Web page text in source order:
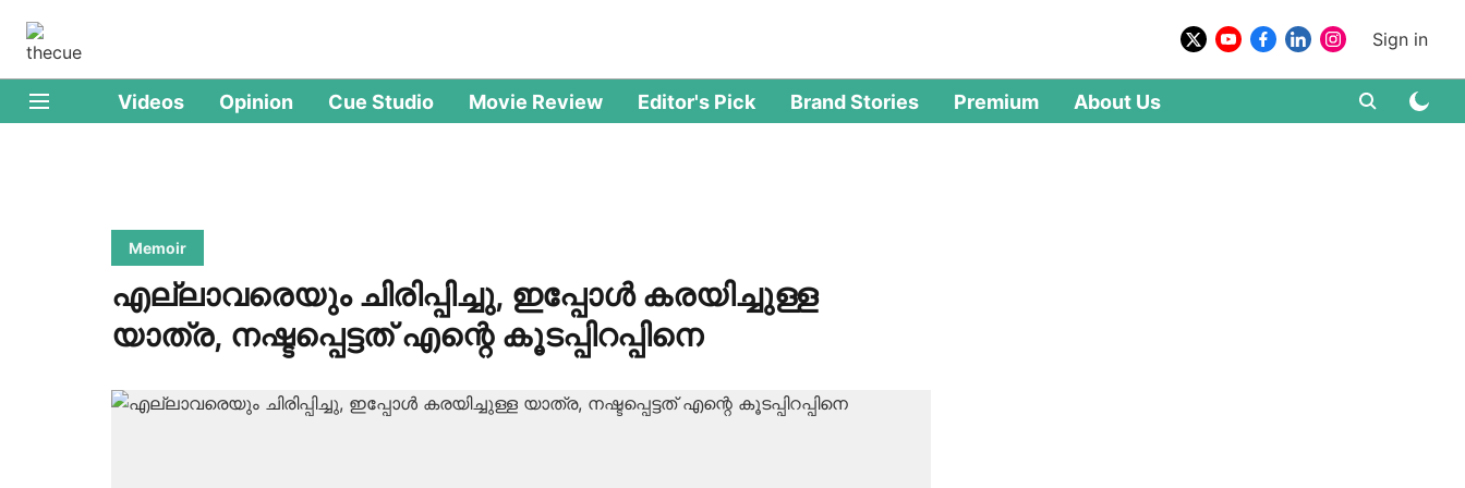
Sign in
Videos Opinion Cue Studio Movie Review Editor's Pick Brand Stories Premium About Us
Memoir
എല്ലാവരെയും ചിരിപ്പിച്ചു, ഇപ്പോള്‍ കരയിച്ചുള്ള
യാത്ര, നഷ്ടപ്പെട്ടത് എന്റെ കൂടപ്പിറപ്പിനെ